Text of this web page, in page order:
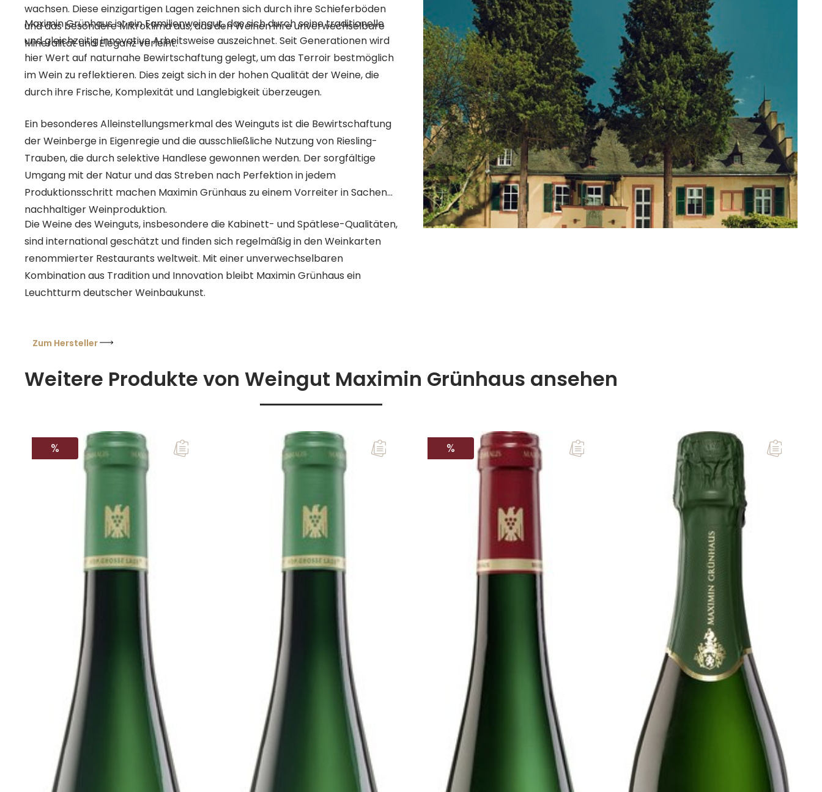
wachsen. Diese einzigartigen Lagen zeichnen sich durch ihre Schieferböden
und das besondere Mikroklima aus, das den Weinen ihre unverwechselbare
Mineralität und Eleganz verleiht.
Maximin Grünhaus ist ein Familienweingut, das sich durch seine traditionelle
und gleichzeitig innovative Arbeitsweise auszeichnet. Seit Generationen wird
hier Wert auf naturnahe Bewirtschaftung gelegt, um das Terroir bestmöglich
im Wein zu reflektieren. Dies zeigt sich in der hohen Qualität der Weine, die
durch ihre Frische, Komplexität und Langlebigkeit überzeugen.
Ein besonderes Alleinstellungsmerkmal des Weinguts ist die Bewirtschaftung
der Weinberge in Eigenregie und die ausschließliche Nutzung von Riesling-
Trauben, die durch selektive Handlese gewonnen werden. Der sorgfältige
Umgang mit der Natur und das Streben nach Perfektion in jedem
Produktionsschritt machen Maximin Grünhaus zu einem Vorreiter in Sachen
nachhaltiger Weinproduktion.
Die Weine des Weinguts, insbesondere die Kabinett- und Spätlese-Qualitäten,
sind international geschätzt und finden sich regelmäßig in den Weinkarten
renommierter Restaurants weltweit. Mit einer unverwechselbaren
Kombination aus Tradition und Innovation bleibt Maximin Grünhaus ein
Leuchtturm deutscher Weinbaukunst.
Zum Hersteller
Weitere Produkte von Weingut Maximin Grünhaus ansehen
RABATT
% RABATT
%